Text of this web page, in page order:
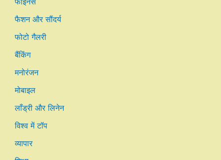
फैशन और सौंदर्य
फोटो गैलरी
बैंकिंग
मनोरंजन
मोबाइल
लाँड्री और लिनेन
विश्व में टॉप
व्यापार